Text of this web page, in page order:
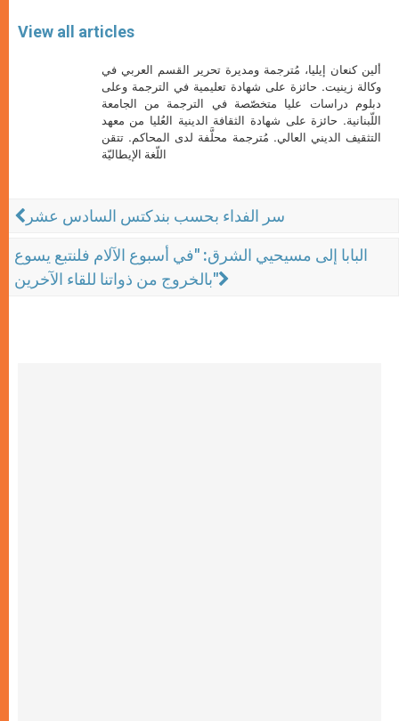
View all articles
ألين كنعان إيليا، مُترجمة ومديرة تحرير القسم العربي في
وكالة زينيت. حائزة على شهادة تعليمية في الترجمة وعلى
دبلوم دراسات عليا متخصّصة في الترجمة من الجامعة
اللّبنانية. حائزة على شهادة الثقافة الدينية العُليا من معهد
التثقيف الديني العالي. مُترجمة محلَّفة لدى المحاكم. تتقن
اللّغة الإيطاليّة
سر الفداء بحسب بندكتس السادس عشر
البابا إلى مسيحيي الشرق: "في أسبوع الآلام فلنتبع يسوع
بالخروج من ذواتنا للقاء الآخرين"